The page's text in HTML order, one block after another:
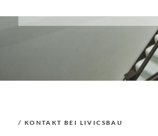
/ KONTAKT BEI LIVICSBAU